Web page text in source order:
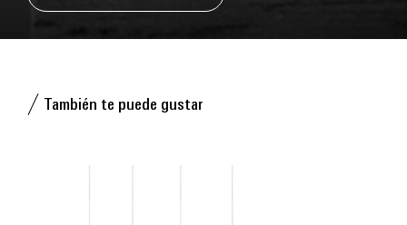
También te puede gustar